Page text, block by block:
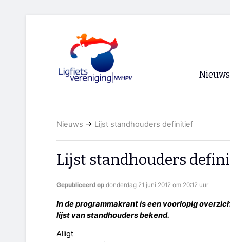
Nieuws
RSS
Nieuws → Lijst standhouders definitief
Lijst standhouders
Gepubliceerd op donderdag 21 juni 2012 om 20:12 uur
In de programmakrant is een voorlopig
lijst van standhouders bekend.
Alligt